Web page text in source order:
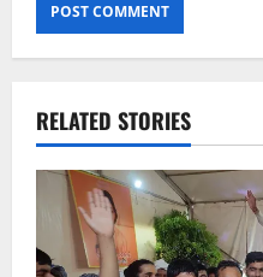
RELATED STORIES